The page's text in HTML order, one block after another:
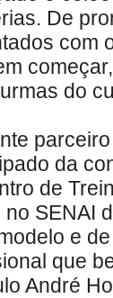
De
com
do
da
de
SENAI
e
que
André